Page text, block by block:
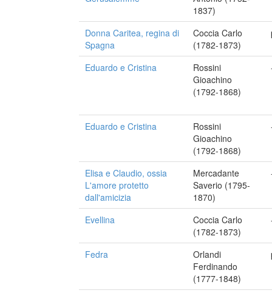
1837)
Donna Caritea, regina di
Spagna
Coccia Carlo
(1782-1873)
Eduardo e Cristina
Rossini
Gioachino
(1792-1868)
Eduardo e Cristina
Rossini
Gioachino
(1792-1868)
Elisa e Claudio, ossia
L'amore protetto
dall'amicizia
Mercadante
Saverio (1795-
1870)
Evellina
Coccia Carlo
(1782-1873)
Fedra
Orlandi
Ferdinando
(1777-1848)